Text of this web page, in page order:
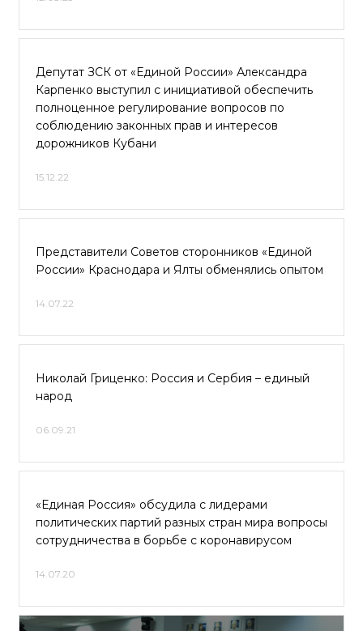
Депутат ЗСК от «Единой России» Александра
Карпенко выступил с инициативой обеспечить
полноценное регулирование вопросов по
соблюдению законных прав и интересов
дорожников Кубани
15.12.22
Представители Советов сторонников «Единой
России» Краснодара и Ялты обменялись опытом
14.07.22
Николай Гриценко: Россия и Сербия – единый
народ
06.09.21
«Единая Россия» обсудила с лидерами
политических партий разных стран мира вопросы
сотрудничества в борьбе с коронавирусом
14.07.20